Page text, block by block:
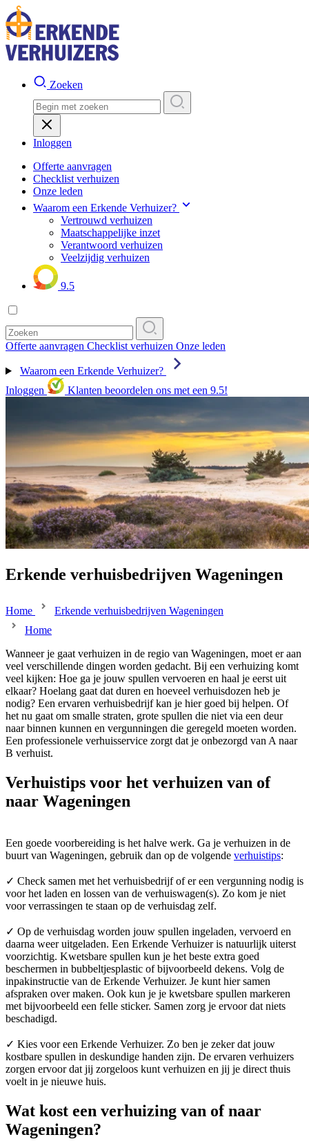
Zoeken
Inloggen
Offerte aanvragen
Checklist verhuizen
Onze leden
Waarom een Erkende Verhuizer?
Vertrouwd verhuizen
Maatschappelijke inzet
Verantwoord verhuizen
Veelzijdig verhuizen
9.5
Offerte aanvragen Checklist verhuizen Onze leden
Waarom een Erkende Verhuizer?
Inloggen
Klanten beoordelen ons met een 9.5!
Erkende verhuisbedrijven Wageningen
Home
Erkende verhuisbedrijven Wageningen
Home
Wanneer je gaat verhuizen in de regio van Wageningen, moet er aan
veel verschillende dingen worden gedacht. Bij een verhuizing komt
veel kijken: Hoe ga je jouw spullen vervoeren en haal je eerst uit
elkaar? Hoelang gaat dat duren en hoeveel verhuisdozen heb je
nodig? Een ervaren verhuisbedrijf kan je hier goed bij helpen. Of
het nu gaat om smalle straten, grote spullen die niet via een deur
naar binnen kunnen en vergunningen die geregeld moeten worden.
Een professionele verhuisservice zorgt dat je onbezorgd van A naar
B verhuist.
Verhuistips voor het verhuizen van of
naar Wageningen
Een goede voorbereiding is het halve werk. Ga je verhuizen in de
buurt van Wageningen, gebruik dan op de volgende verhuistips:
✓ Check samen met het verhuisbedrijf of er een vergunning nodig is
voor het laden en lossen van de verhuiswagen(s). Zo kom je niet
voor verrassingen te staan op de verhuisdag zelf.
✓ Op de verhuisdag worden jouw spullen ingeladen, vervoerd en
daarna weer uitgeladen. Een Erkende Verhuizer is natuurlijk uiterst
voorzichtig. Kwetsbare spullen kun je het beste extra goed
beschermen in bubbeltjesplastic of bijvoorbeeld dekens. Volg de
inpakinstructie van de Erkende Verhuizer. Je kunt hier samen
afspraken over maken. Ook kun je je kwetsbare spullen markeren
met bijvoorbeeld een felle sticker. Samen zorg je ervoor dat niets
beschadigd.
✓ Kies voor een Erkende Verhuizer. Zo ben je zeker dat jouw
kostbare spullen in deskundige handen zijn. De ervaren verhuizers
zorgen ervoor dat jij zorgeloos kunt verhuizen en jij je direct thuis
voelt in je nieuwe huis.
Wat kost een verhuizing van of naar
Wageningen?